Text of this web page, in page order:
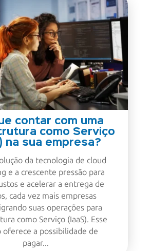
contar com uma
como Serviço
na sua empresa?
da tecnologia de cloud
e a crescente pressão para
e acelerar a entrega de
cada vez mais empresas
suas operações para
como Serviço (IaaS). Esse
oferece a possibilidade de
pagar...